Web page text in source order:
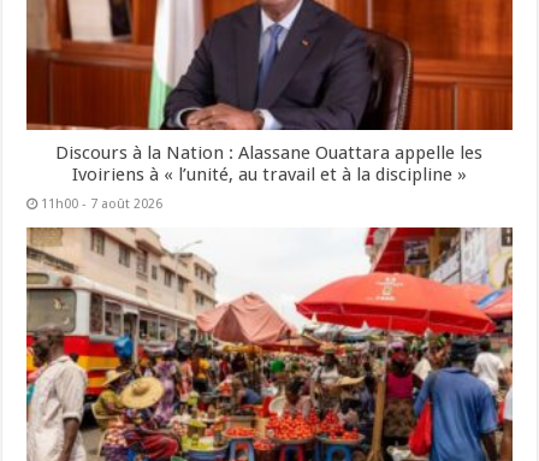
Discours à la Nation : Alassane Ouattara appelle les
Ivoiriens à « l’unité, au travail et à la discipline »
11h00 - 7 août 2026